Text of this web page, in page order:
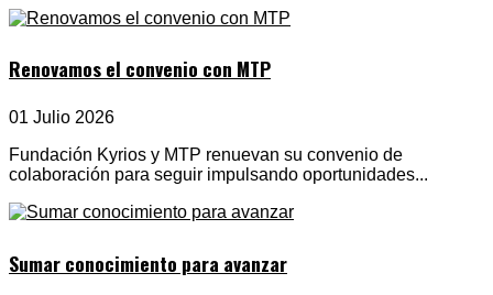
Renovamos el convenio con MTP
01 Julio 2026
Fundación Kyrios y MTP renuevan su convenio de
colaboración para seguir impulsando oportunidades...
Sumar conocimiento para avanzar